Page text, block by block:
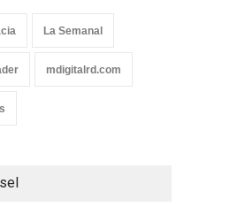
La Semanal
mdigitalrd.com